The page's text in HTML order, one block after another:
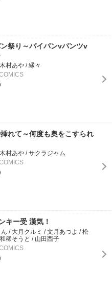
祭り～パイパンvパンツv
村あや / 縁々
れて～何度も奥をこすられ
村あや / サクラジャム
キー受 漢気！
/ 大月クルミ / 文月あつよ / 松
稀そうと / 山田酉子